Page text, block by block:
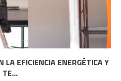
LA EFICIENCIA ENERGÉTICA Y
TE...